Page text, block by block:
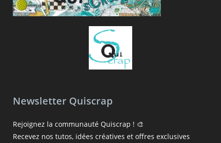
Newsletter Quiscrap
Rejoignez la communauté Quiscrap ! 🎨
Recevez nos tutos, idées créatives et offres exclusives